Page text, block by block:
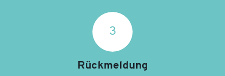
3
Rückmeldung